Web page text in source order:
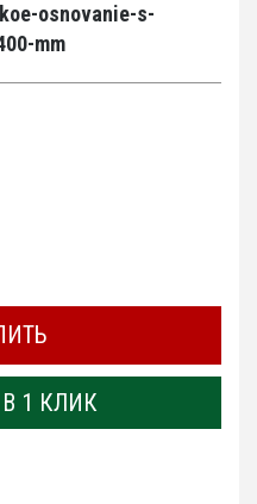
osnovanie-s-
mm
1 КЛИК